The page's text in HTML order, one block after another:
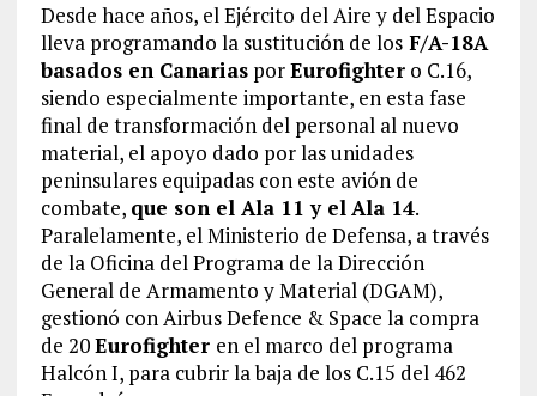
Desde hace años, el Ejército del Aire y del Espacio
lleva programando la sustitución de losF/A-18A
basados en CanariasporEurofightero C.16,
siendo especialmente importante, en esta fase
final de transformación del personal al nuevo
material, el apoyo dado por las unidades
peninsulares equipadas con este avión de
combate, que son el Ala 11 y elAla 14.
Paralelamente, el Ministerio de Defensa, a través
de la Oficina del Programa de la Dirección
General de Armamento y Material (DGAM),
gestionó con Airbus Defence & Space la compra
de 20Eurofighter en el marco del programa
Halcón I, para cubrir la baja de los C.15 del 462